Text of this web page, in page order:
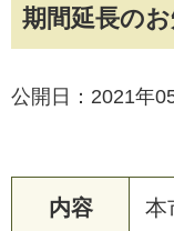
期間延長の
公開日：2021年
内容 本